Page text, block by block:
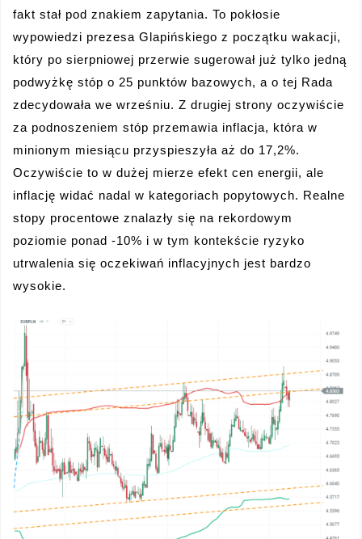
fakt stał pod znakiem zapytania. To pokłosie
wypowiedzi prezesa Glapińskiego z początku wakacji,
który po sierpniowej przerwie sugerował już tylko jedną
podwyżkę stóp o 25 punktów bazowych, a o tej Rada
zdecydowała we wrześniu. Z drugiej strony oczywiście
za podnoszeniem stóp przemawia inflacja, która w
minionym miesiącu przyspieszyła aż do 17,2%.
Oczywiście to w dużej mierze efekt cen energii, ale
inflację widać nadal w kategoriach popytowych. Realne
stopy procentowe znalazły się na rekordowym
poziomie ponad -10% i w tym kontekście ryzyko
utrwalenia się oczekiwań inflacyjnych jest bardzo
wysokie.